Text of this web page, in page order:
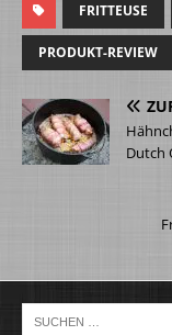
FRITTEUSE
PRODUKT-REVIEW
Dutch